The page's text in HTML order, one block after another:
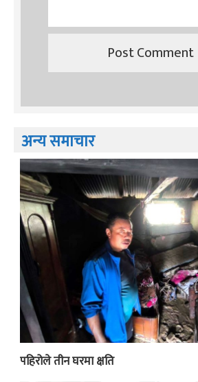
अन्य समाचार
पहिरोले तीन घरमा क्षति